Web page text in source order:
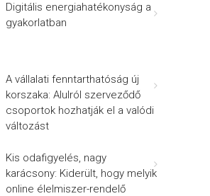
Digitális energiahatékonyság a
gyakorlatban
A vállalati fenntarthatóság új
korszaka: Alulról szerveződő
csoportok hozhatják el a valódi
változást
Kis odafigyelés, nagy
karácsony: Kiderült, hogy melyik
online élelmiszer-rendelő